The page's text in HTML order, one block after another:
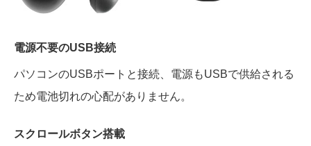
電源不要のUSB接続
パソコンのUSBポートと接続、電源もUSBで供給される
ため電池切れの心配がありません。
スクロールボタン搭載